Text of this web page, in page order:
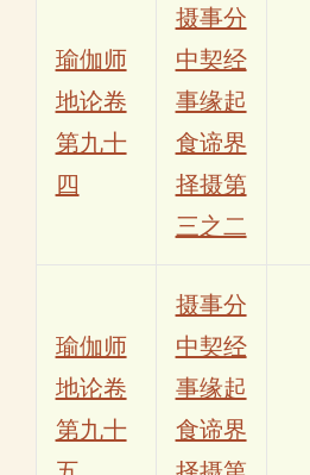
瑜伽师
地论卷
第九十
四
摄事分
中契经
事缘起
食谛界
择摄第
三之二
瑜伽师
地论卷
第九十
摄事分
中契经
事缘起
食谛界